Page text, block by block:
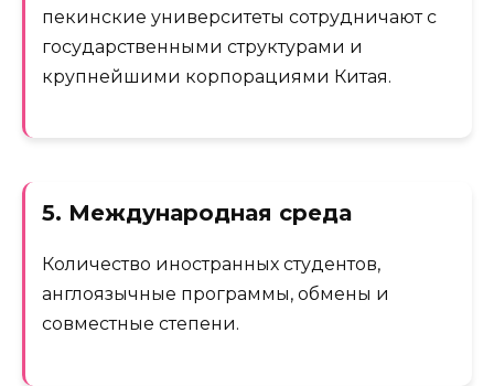
пекинские университеты сотрудничают с
государственными структурами и
крупнейшими корпорациями Китая.
5. Международная среда
Количество иностранных студентов,
англоязычные программы, обмены и
совместные степени.